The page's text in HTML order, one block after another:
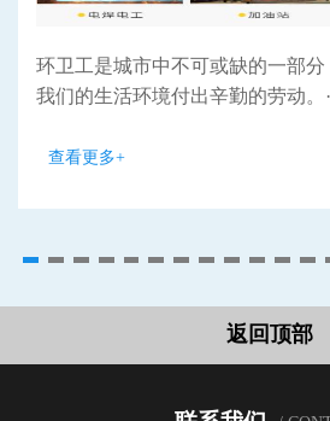
环卫工是城市中不可或缺的一部
我们的生活环境付出辛勤的劳动。
查看更多+
返回顶部